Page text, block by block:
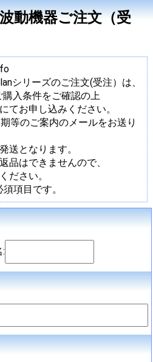
動機器ご注文（受
シリーズのご注文(受注）は、
入条件をご確認の上
てお申し込みください。
等のご案内のメールをお送り
送となります。
品はできませんので、
ださい。
項目です。
: